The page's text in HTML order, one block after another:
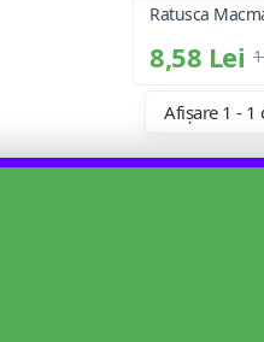
Ratusca
8,58 Lei
Afișare 1 - 1